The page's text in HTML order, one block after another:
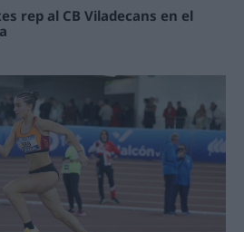
rep al CB Viladecans en el